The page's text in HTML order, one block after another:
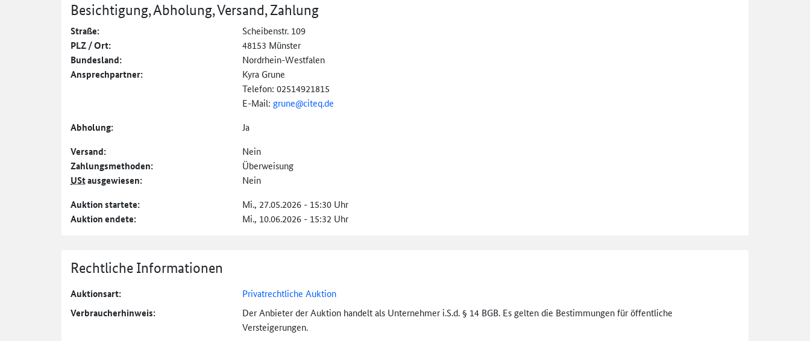
Besichtigung, Abholung, Versand, Zahlung
Straße: Scheibenstr. 109
PLZ / Ort: 48153 Münster
Bundesland: Nordrhein-Westfalen
Ansprechpartner:
Kyra Grune
Telefon: 02514921815
E-Mail: grune@citeq.de
Abholung: Ja
Versand: Nein
Zahlungs­methoden: Überweisung
UStausgewiesen: Nein
Auktion startete: Mi., 27.05.2026 - 15:30 Uhr
Auktion endete: Mi., 10.06.2026 - 15:32 Uhr
Rechtliche Informationen
Auktionsart: Privatrechtliche Auktion
Verbraucher­hinweis:
Der Anbieter der Auktion handelt als Unternehmer i.S.d. § 14 BGB. Es gelten die Bestimmungen für öffentliche
Versteigerungen.